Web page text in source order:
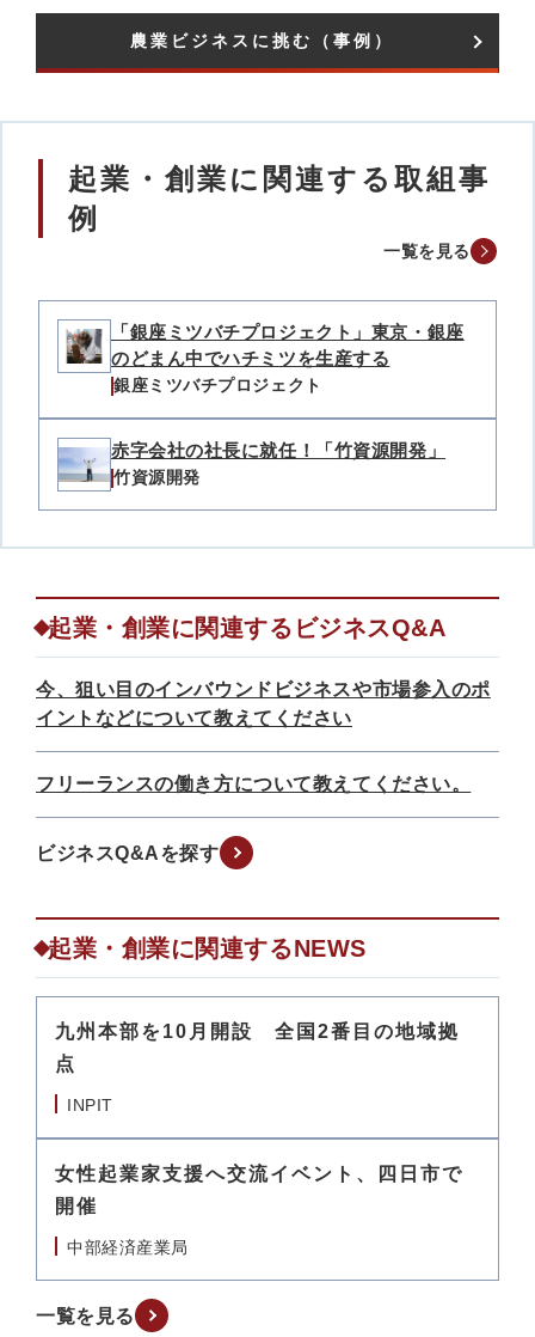
農業ビジネスに挑む（事例）​
起業・創業に関連する取組事
例
一覧を見る
「銀座ミツバチプロジェクト」東京・銀座
のどまん中でハチミツを生産する
銀座ミツバチプロジェクト
赤字会社の社長に就任！「竹資源開発」
竹資源開発
起業・創業に関連するビジネスQ&A
今、狙い目のインバウンドビジネスや市場参入のポ
イントなどについて教えてください
フリーランスの働き方について教えてください。
ビジネスQ&Aを探す
起業・創業に関連するNEWS
九州本部を10月開設 全国2番目の地域拠
点
INPIT
女性起業家支援へ交流イベント、四日市で
開催
中部経済産業局
一覧を見る